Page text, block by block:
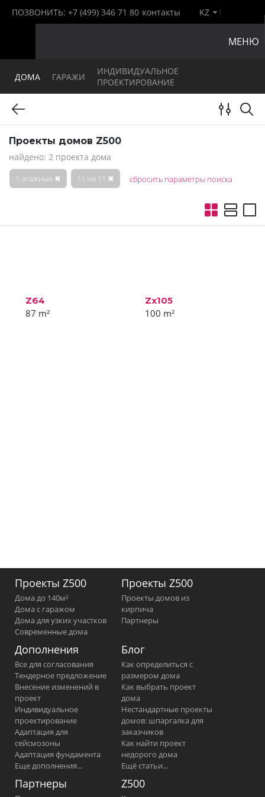
ПОЗВОНИТЬ: +7 (499) 346 71 80 контакты KZ
МЕНЮ
ДОМА ГАРАЖИ
ИНДИВИДУАЛЬНОЕ
ПРОЕКТИРОВАНИЕ
Проекты домов Z500
найдено: 2 проекта дома
1-этажные ✖ 11 на 11 ✖ сбросить параметры поиска
Z64
87 m²
Zx105
100 m²
Проекты Z500
Дома до 140м²
Дома с гаражом
Дома для узких участков
Современные дома
Проекты Z500
Проекты домов из
кирпича
Партнеры
Дополнения
Все для согласования
Тендерное предложение
Внесение изменений в
проект
Индивидуальное
проектирование
Адаптация для
сейсмозоны
Адаптация фундамента
Еще дополнения...
Блог
Как определиться с
размером дома
Как выбрать проект
дома
Нестандартные проекты
домов: шпаргалка для
заказчиков
Как найти проект
недорого дома
Ещё статьи...
Партнеры Z500